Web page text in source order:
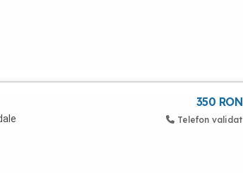
350 RON
Telefon validat